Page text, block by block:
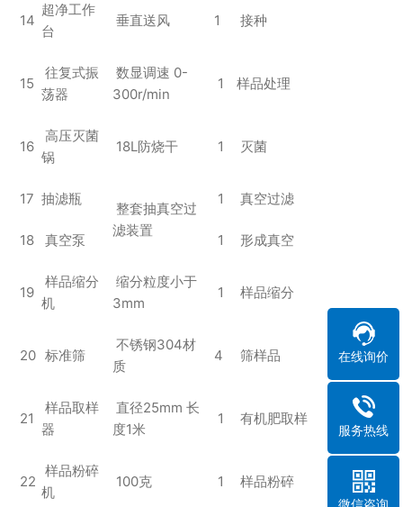
14
超净工作
台
垂直送风 1 接种
15
往复式振
荡器
数显调速 0-
300r/min
1 样品处理
16
高压灭菌
锅
18L防烧干 1 灭菌
17 抽滤瓶
整套抽真空过
滤装置
1 真空过滤
18 真空泵 1 形成真空
19
样品缩分
机
缩分粒度小于
3mm
1 样品缩分
20 标准筛
不锈钢304材
质
4 筛样品
21
样品取样
器
直径25mm 长
度1米
1 有机肥取样
22
样品粉碎
机
100克 1 样品粉碎
在线询价
服务热线
微信咨询